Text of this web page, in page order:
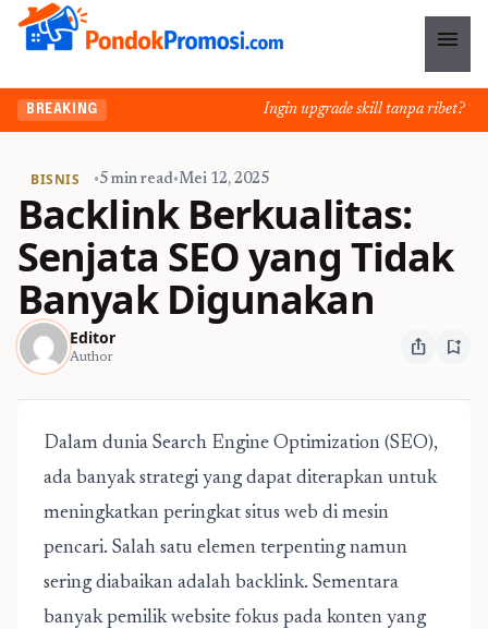
menu
BREAKING Ingin upgrade skill tanpa ribet?
BISNIS •5 min read•Mei 12, 2025
Backlink Berkualitas:
Senjata SEO yang Tidak
Banyak Digunakan
Editor
Author ios_share bookmark_add
Dalam dunia Search Engine Optimization (SEO),
ada banyak strategi yang dapat diterapkan untuk
meningkatkan peringkat situs web di mesin
pencari. Salah satu elemen terpenting namun
sering diabaikan adalah backlink. Sementara
banyak pemilik website fokus pada konten yang